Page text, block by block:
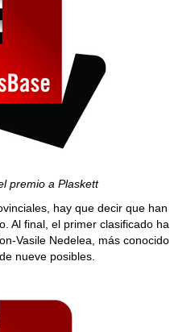
premio a Plaskett
hay que decir que han
Al final, el primer clasificado ha
Vasile Nedelea, más conocido
nueve posibles.